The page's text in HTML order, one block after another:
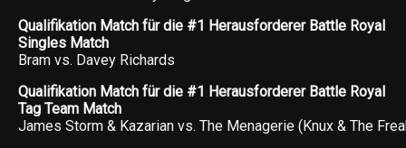
Qualifikation Match für die #1 Herausforderer Battle Royal
Singles Match
Bram vs. Davey Richards
Qualifikation Match für die #1 Herausforderer Battle Royal
Tag Team Match
James Storm & Kazarian vs. The Menagerie (Knux & The